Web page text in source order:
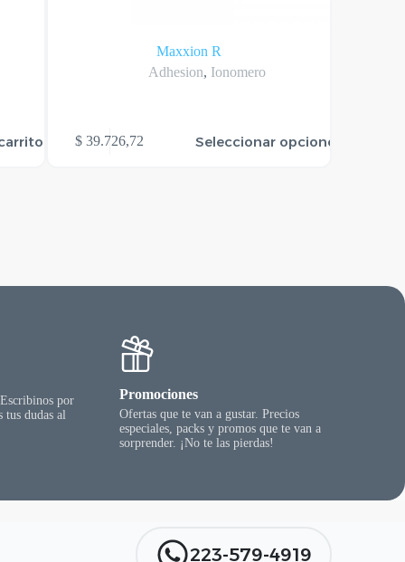
Maxxion R
Adhesion, Ionomero
$ 39.726,72 Seleccionar opciones
producto
en
por
dudas al
Promociones
Ofertas que te van a gustar. Precios
especiales, packs y promos que te van a
sorprender. ¡No te las pierdas!
223-579-4919